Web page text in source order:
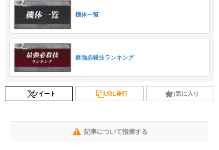
機体一覧
最強必殺技ランキング
ツイート URL発行 お気に入り
記事について指摘する